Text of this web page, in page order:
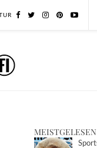
MEISTGELESEN